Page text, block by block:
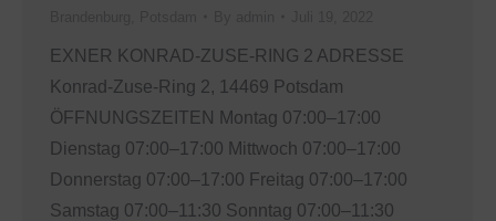
EXNER KONRAD-ZUSE-RING 2 ADRESSE
Konrad-Zuse-Ring 2, 14469 Potsdam
ÖFFNUNGSZEITEN Montag 07:00–17:00
Dienstag 07:00–17:00 Mittwoch 07:00–17:00
Donnerstag 07:00–17:00 Freitag 07:00–17:00
Samstag 07:00–11:30 Sonntag 07:00–11:30